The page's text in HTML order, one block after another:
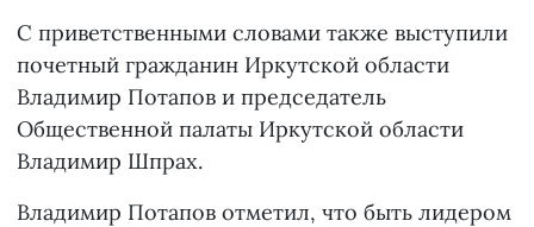
С приветственными словами также выступили
почетный гражданин Иркутской области
Владимир Потапов и председатель
Общественной палаты Иркутской области
Владимир Шпрах.
Владимир Потапов отметил, что быть лидером